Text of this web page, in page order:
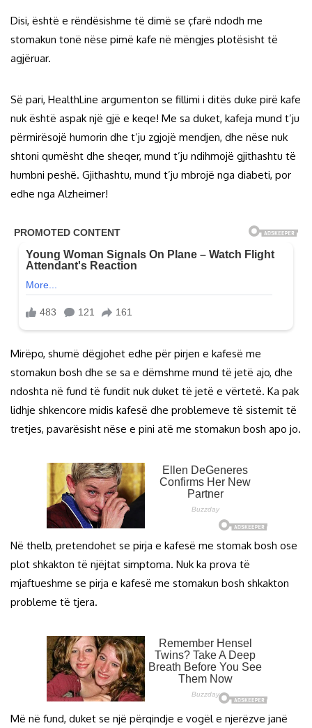
Disi, është e rëndësishme të dimë se çfarë ndodh me
stomakun tonë nëse pimë kafe në mëngjes plotësisht të
agjëruar.
Së pari, HealthLine argumenton se fillimi i ditës duke pirë kafe
nuk është aspak një gjë e keqe! Me sa duket, kafeja mund t’ju
përmirësojë humorin dhe t’ju zgjojë mendjen, dhe nëse nuk
shtoni qumësht dhe sheqer, mund t’ju ndihmojë gjithashtu të
humbni peshë. Gjithashtu, mund t’ju mbrojë nga diabeti, por
edhe nga Alzheimer!
Mirëpo, shumë dëgjohet edhe për pirjen e kafesë me
stomakun bosh dhe se sa e dëmshme mund të jetë ajo, dhe
ndoshta në fund të fundit nuk duket të jetë e vërtetë. Ka pak
lidhje shkencore midis kafesë dhe problemeve të sistemit të
tretjes, pavarësisht nëse e pini atë me stomakun bosh apo jo.
Në thelb, pretendohet se pirja e kafesë me stomak bosh ose
plot shkakton të njëjtat simptoma. Nuk ka prova të
mjaftueshme se pirja e kafesë me stomakun bosh shkakton
probleme të tjera.
Më në fund, duket se një përqindje e vogël e njerëzve janë